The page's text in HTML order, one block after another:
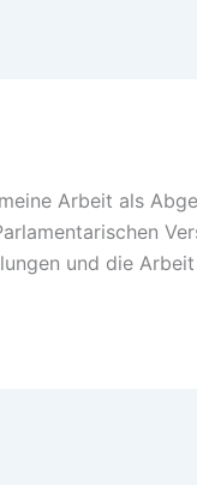
Arbeit als
und die